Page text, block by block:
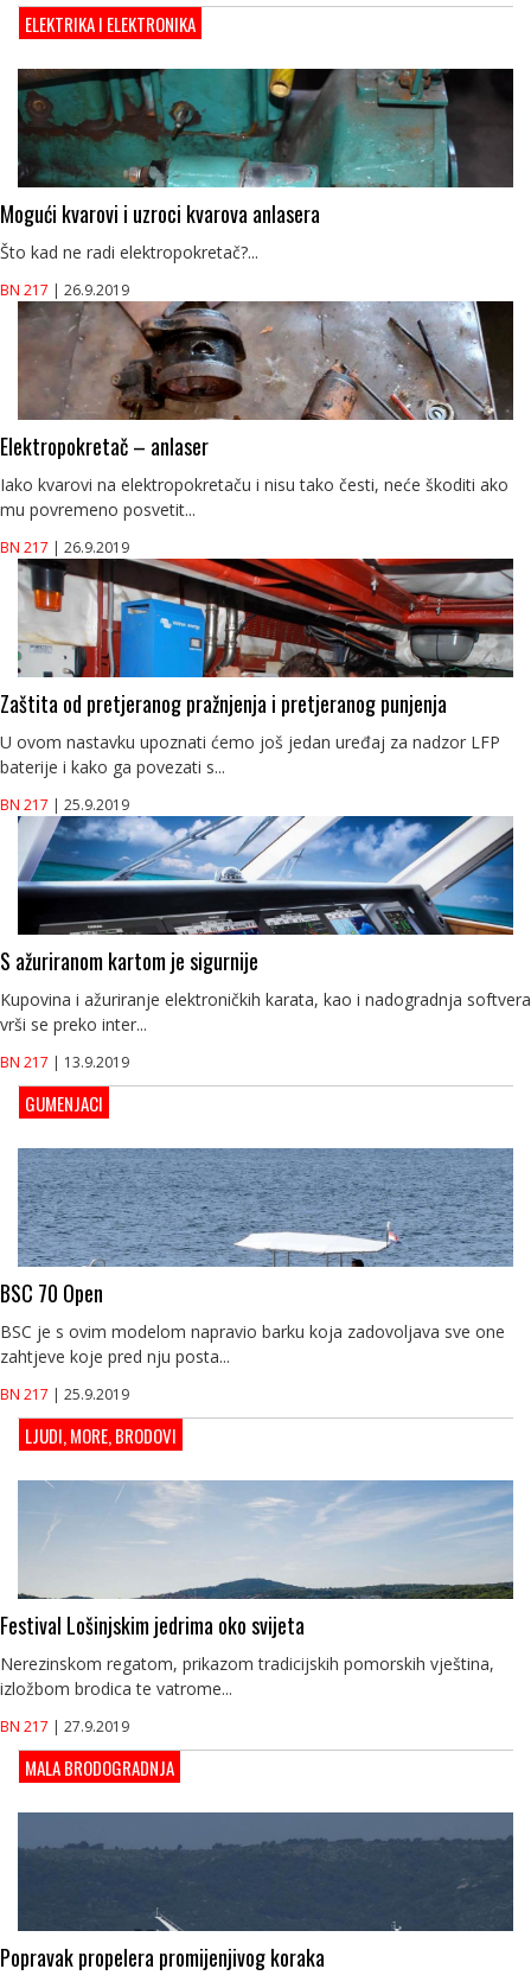
ELEKTRIKA I ELEKTRONIKA
Mogući kvarovi i uzroci kvarova anlasera
Što kad ne radi elektropokretač?...
BN 217 | 26.9.2019
Elektropokretač – anlaser
Iako kvarovi na elektropokretaču i nisu tako česti, neće škoditi ako
mu povremeno posvetit...
BN 217 | 26.9.2019
Zaštita od pretjeranog pražnjenja i pretjeranog punjenja
U ovom nastavku upoznati ćemo još jedan uređaj za nadzor LFP
baterije i kako ga povezati s...
BN 217 | 25.9.2019
S ažuriranom kartom je sigurnije
Kupovina i ažuriranje elektroničkih karata, kao i nadogradnja softvera
vrši se preko inter...
BN 217 | 13.9.2019
GUMENJACI
BSC 70 Open
BSC je s ovim modelom napravio barku koja zadovoljava sve one
zahtjeve koje pred nju posta...
BN 217 | 25.9.2019
LJUDI, MORE, BRODOVI
Festival Lošinjskim jedrima oko svijeta
Nerezinskom regatom, prikazom tradicijskih pomorskih vještina,
izložbom brodica te vatrome...
BN 217 | 27.9.2019
MALA BRODOGRADNJA
Popravak propelera promijenjivog koraka